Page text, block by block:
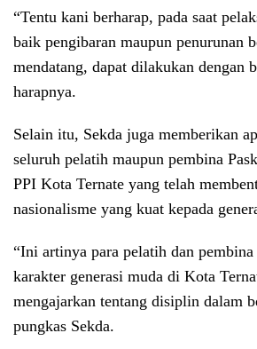
“Tentu kani berharap, pada saat
baik pengibaran maupun penurunan
mendatang, dapat dilakukan dengan
harapnya.
Selain itu, Sekda juga memberikan
seluruh pelatih maupun pembina
PPI Kota Ternate yang telah
nasionalisme yang kuat kepada
“Ini artinya para pelatih dan
karakter generasi muda di Kota
mengajarkan tentang disiplin dalam
pungkas Sekda.